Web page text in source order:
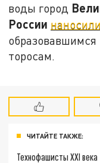
воды город
России
образовавшимся
торосам.
ЧИТАЙТЕ ТАКЖЕ:
Технофашисты XXI века